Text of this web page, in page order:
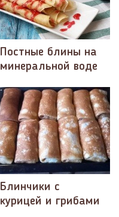
Постные блины на
минеральной воде
Блинчики с
курицей и грибами